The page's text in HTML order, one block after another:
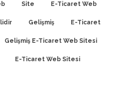
Site E-Ticaret Web
Gelişmiş E-Ticaret
Gelişmiş E-Ticaret Web Sitesi
E-Ticaret Web Sitesi